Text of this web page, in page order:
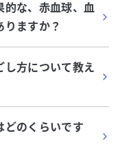
的な、赤血球、血
ますか？
し方について教え
どのくらいです